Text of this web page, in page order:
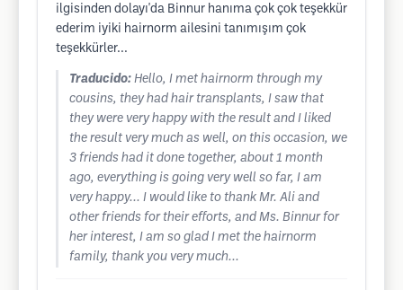
ilgisinden dolayı'da Binnur hanıma çok çok teşekkür
ederim iyiki hairnorm ailesini tanımışım çok
teşekkürler...
Traducido: Hello, I met hairnorm through my
cousins, they had hair transplants, I saw that
they were very happy with the result and I liked
the result very much as well, on this occasion, we
3 friends had it done together, about 1 month
ago, everything is going very well so far, I am
very happy... I would like to thank Mr. Ali and
other friends for their efforts, and Ms. Binnur for
her interest, I am so glad I met the hairnorm
family, thank you very much...